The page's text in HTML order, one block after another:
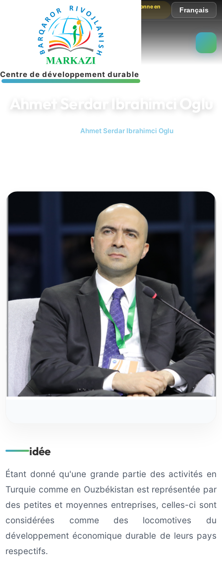
Centre de développement durable
Le site fonctionne en
Français
Ahmet Serdar Ibrahimci Oglu
Ahmet Serdar Ibrahimci Oglu
idée
Étant donné qu'une grande partie des activités en
Turquie comme en Ouzbékistan est représentée par
des petites et moyennes entreprises, celles-ci sont
considérées comme des locomotives du
développement économique durable de leurs pays
respectifs.